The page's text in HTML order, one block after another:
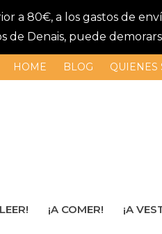
a 80€, a los gastos de
de Denais, puede
HOME BLOG QUIENES
¡A COMER! ¡A